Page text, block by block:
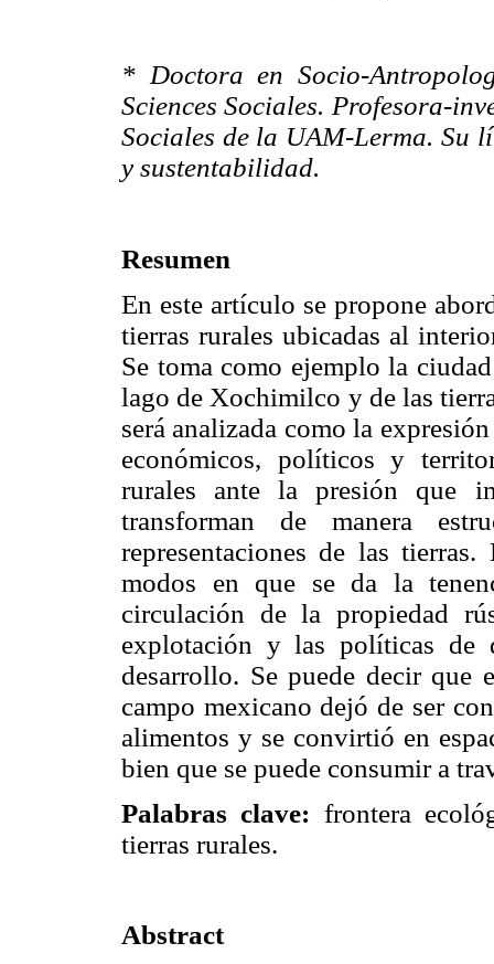
* Doctora en Socio-
Sciences Sociales. Profesora-
Sociales de la UAM-Lerma. Su
y sustentabilidad.
Resumen
En este artículo se propone
tierras rurales ubicadas al
Se toma como ejemplo la
lago de Xochimilco y de las
será analizada como la
económicos, políticos y
rurales ante la presión que
transforman de manera
representaciones de las
modos en que se da la
circulación de la propiedad
explotación y las políticas de
desarrollo. Se puede decir que
campo mexicano dejó de ser
alimentos y se convirtió en
bien que se puede consumir a
Palabras clave: frontera
tierras rurales.
Abstract